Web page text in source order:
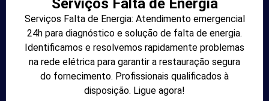
Serviços Falta de Energia
Serviços Falta de Energia: Atendimento emergencial
24h para diagnóstico e solução de falta de energia.
Identificamos e resolvemos rapidamente problemas
na rede elétrica para garantir a restauração segura
do fornecimento. Profissionais qualificados à
disposição. Ligue agora!